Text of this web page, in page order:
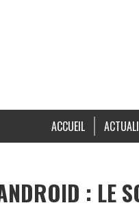
ACCUEIL
: LE